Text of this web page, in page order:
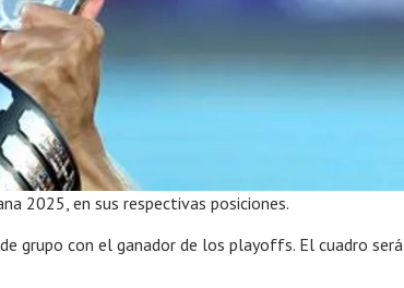
2025, en sus respectivas posiciones.
grupo con el ganador de los playoffs. El cuadro será